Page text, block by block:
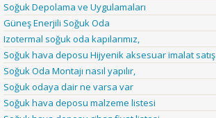
Soğuk Depolama ve Uygulamaları
Güneş Enerjili Soğuk Oda
Izotermal soğuk oda kapılarımız,
Soğuk hava deposu Hijyenik aksesuar imalat satış
Soğuk Oda Montajı nasıl yapılır,
Soğuk odaya dair ne varsa var
Soğuk hava deposu malzeme listesi